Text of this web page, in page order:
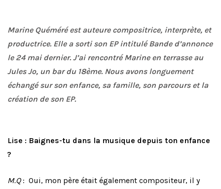
Marine Quéméré est auteure compositrice, interprète, et
productrice. Elle a sorti son EP intitulé Bande d’annonce
le 24 mai dernier. J’ai rencontré Marine en terrasse au
Jules Jo, un bar du 18ème. Nous avons longuement
échangé sur son enfance, sa famille, son parcours et la
création de son EP.
Lise : Baignes-tu dans la musique depuis ton enfance
?
M.Q : Oui, mon père était également compositeur, il y